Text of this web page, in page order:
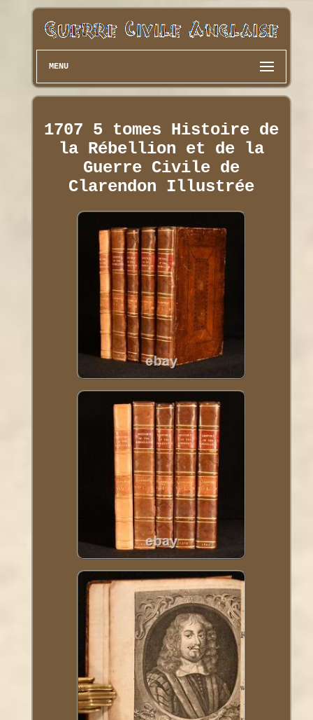
MENU
1707 5 tomes Histoire de
la Rébellion et de la
Guerre Civile de
Clarendon Illustrée